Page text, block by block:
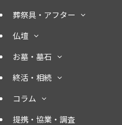
葬祭具・アフター
仏壇
お墓・墓石
終活・相続
コラム
提携・協業・調査